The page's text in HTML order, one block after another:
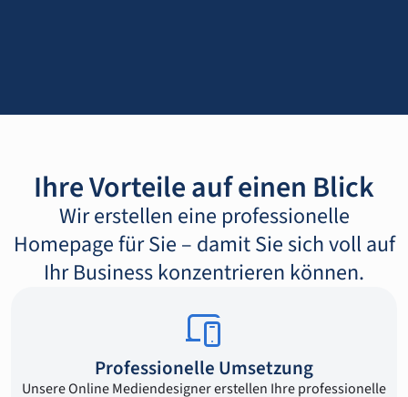
Ihre Vorteile auf einen Blick
Wir erstellen eine professionelle
Homepage für Sie – damit Sie sich voll auf
Ihr Business konzentrieren können.
Professionelle Umsetzung
Unsere Online Mediendesigner erstellen Ihre professionelle